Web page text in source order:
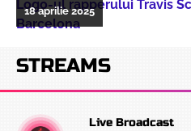
Logo-ul rapperului Travis
Barcelona
18 aprilie 2025
STREAMS
Live Broadcast